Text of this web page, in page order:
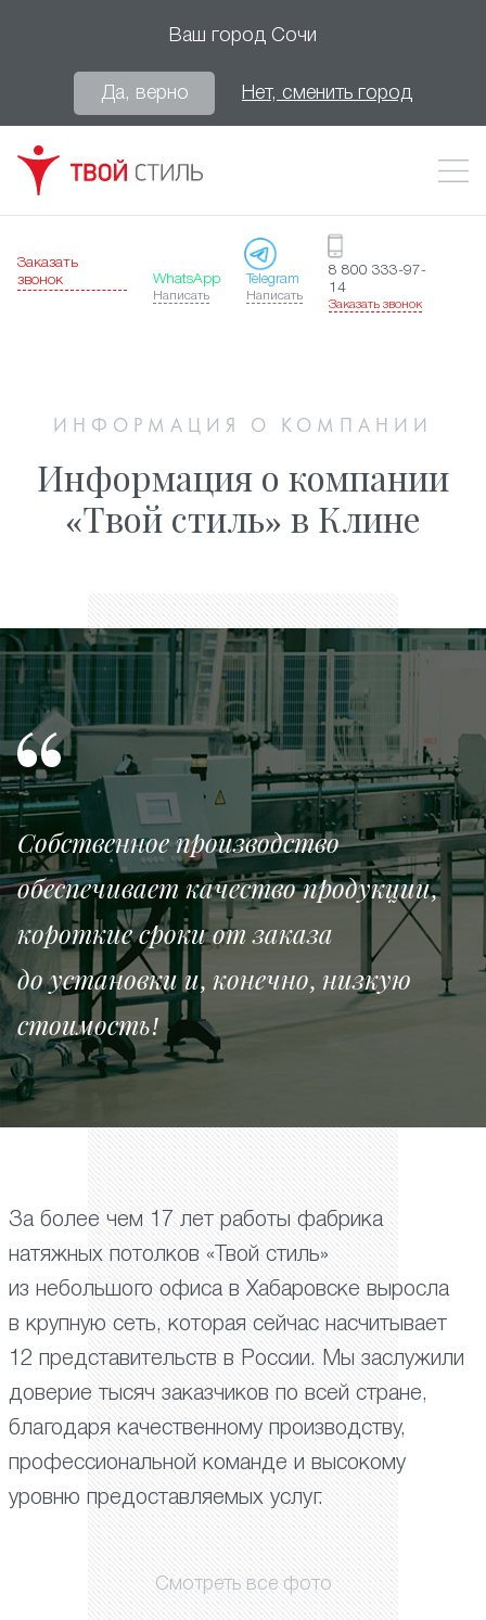
Ваш город Сочи
Да, верно Нет, сменить город
Заказать
звонок
WhatsApp
Написать
Telegram
Написать
8 800 333-97-
14
Заказать звонок
ИНФОРМАЦИЯ О КОМПАНИИ
Информация о компании
«Твой стиль» в Клине
Собственное производство
обеспечивает качество продукции,
короткие сроки от заказа
до установки и, конечно, низкую
стоимость!
За более чем 17 лет работы фабрика
натяжных потолков «Твой стиль»
из небольшого офиса в Хабаровске выросла
в крупную сеть, которая сейчас насчитывает
12 представительств в России. Мы заслужили
доверие тысяч заказчиков по всей стране,
благодаря качественному производству,
профессиональной команде и высокому
уровню предоставляемых услуг.
Смотреть все фото